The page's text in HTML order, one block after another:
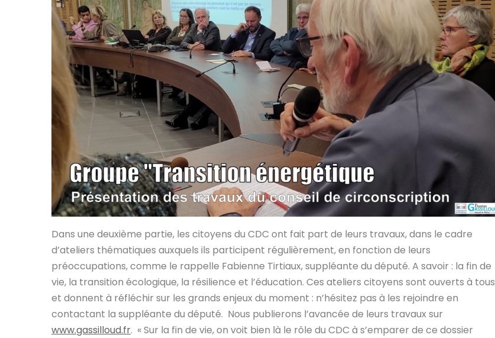
Dans une deuxième partie, les citoyens du CDC ont fait part de leurs travaux, dans le cadre
d’ateliers thématiques auxquels ils participent régulièrement, en fonction de leurs
préoccupations, comme le rappelle Fabienne Tirtiaux, suppléante du député. A savoir : la fin de
vie, la transition écologique, la résilience et l’éducation. Ces ateliers citoyens sont ouverts à tous
et donnent à réfléchir sur les grands enjeux du moment : n’hésitez pas à les rejoindre en
contactant la suppléante du député. Nous publierons l’avancée de leurs travaux sur
www.gassilloud.fr. « Sur la fin de vie, on voit bien là le rôle du CDC à s’emparer de ce dossier